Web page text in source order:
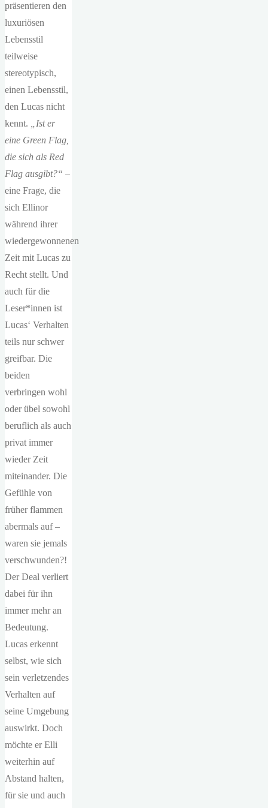
präsentieren den
luxuriösen
Lebensstil
teilweise
stereotypisch,
einen Lebensstil,
den Lucas nicht
kennt.
„Ist er
eine Green Flag,
die sich als Red
Flag ausgibt?“ –
eine Frage, die
sich Ellinor
während ihrer
wiedergewonnenen
Zeit mit Lucas zu
Recht stellt. Und
auch für die
Leser*innen ist
Lucas‘ Verhalten
teils nur schwer
greifbar. Die
beiden
verbringen wohl
oder übel sowohl
beruflich als auch
privat immer
wieder Zeit
miteinander. Die
Gefühle von
früher flammen
abermals auf –
waren sie jemals
verschwunden?!
Der Deal verliert
dabei für ihn
immer mehr an
Bedeutung.
Lucas erkennt
selbst, wie sich
sein verletzendes
Verhalten auf
seine Umgebung
auswirkt. Doch
möchte er Elli
weiterhin auf
Abstand halten,
für sie und auch